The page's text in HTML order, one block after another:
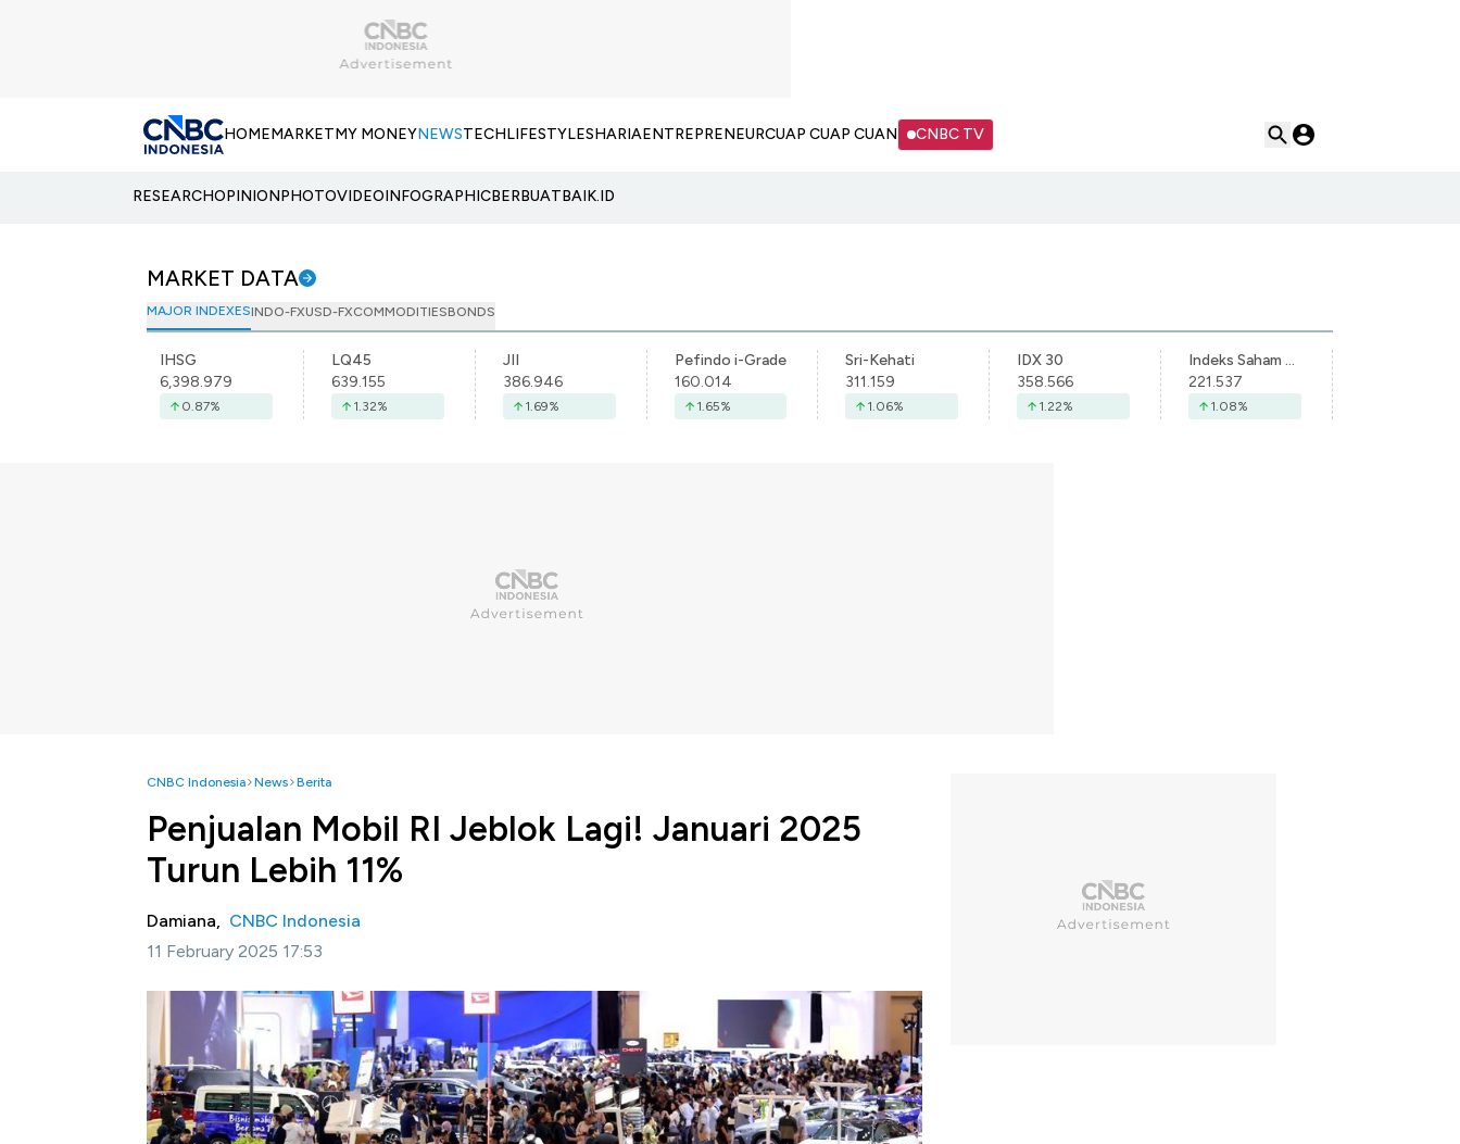
HOMEMARKETMY MONEYNEWSTECHLIFESTYLESHARIAENTREPRENEURCUAP CUAP CUAN CNBC TV
RESEARCHOPINIONPHOTOVIDEOINFOGRAPHICBERBUATBAIK.ID
MARKET DATA
MAJOR INDEXESINDO-FXUSD-FXCOMMODITIESBONDS
IHSG
6,398.979
0.87%
LQ45
639.155
1.32%
JII
386.946
1.69%
Pefindo i-Grade
160.014
1.65%
Sri-Kehati
311.159
1.06%
IDX 30
358.566
1.22%
Indeks Saham Syariah Indonesia
221.537
1.08%
CNBC Indonesia News Berita
Penjualan Mobil RI Jeblok Lagi! Januari 2025
Turun Lebih 11%
Damiana, CNBC Indonesia
11 February 2025 17:53